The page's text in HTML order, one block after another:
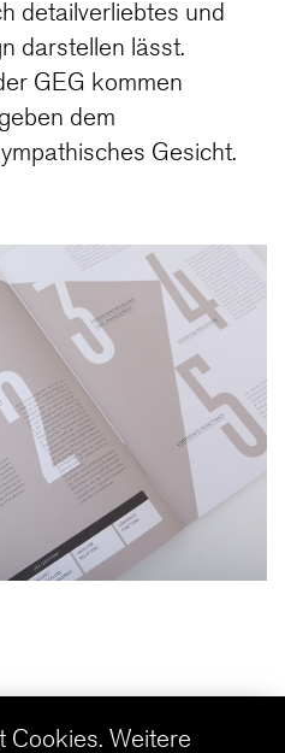
detailverliebtes und
darstellen lässt.
GEG kommen
dem
Gesicht.
Cookies. Weitere